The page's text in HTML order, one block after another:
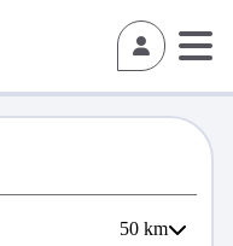
50 km